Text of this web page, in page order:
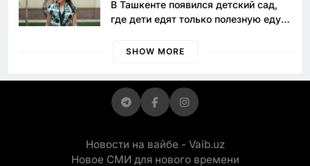
В Ташкенте появился детский сад,
где дети едят только полезную еду.
просить «кашу без сахара»
SHOW MORE
Новости на вайбе - Vaib.uz
Новое СМИ для нового времени